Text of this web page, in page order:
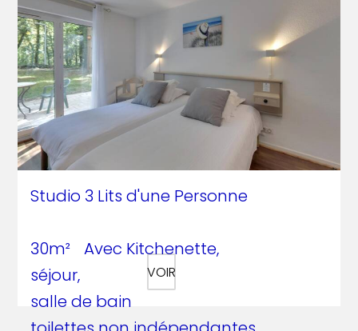
Studio 3 Lits d'une Personne
30m² Avec Kitchenette,
séjour,
salle de bain
VOIR